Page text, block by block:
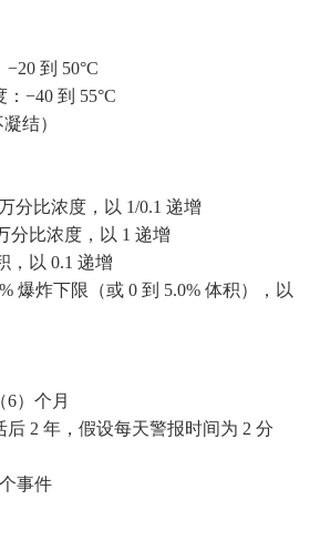
到 50°C
−40 到 55°C
结）
分⽐浓度，以 1/0.1 递增
分⽐浓度，以 1 递增
，以 0.1 递增
爆炸下限（或 0 到 5.0% 体积），以
）个月
2 年，假设每天警报时间为 2 分
事件